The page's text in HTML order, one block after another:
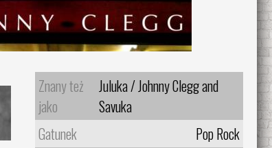
Znany też
jako
Juluka / Johnny Clegg and
Savuka
Gatunek
Pop Rock